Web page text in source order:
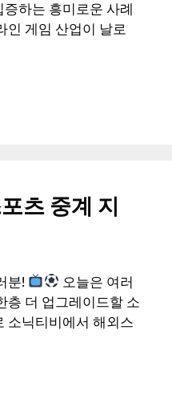
하는 흥미로운 사례
인 게임 산업이 날로
츠 중계 지
분!
오늘은 여러
층 더 업그레이드할 소
소닉티비에서 해외스